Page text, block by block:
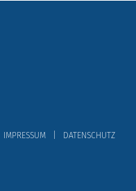
IMPRESSUM DATENSCHUTZ